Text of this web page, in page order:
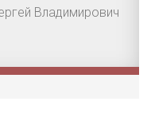
Владимирович